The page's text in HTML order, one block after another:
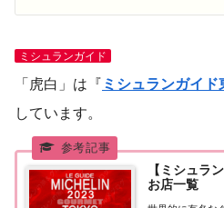
ミシュランガイド
「虎白」は『 ミシュランガイド
しています。
【ミシュラ
お店一覧